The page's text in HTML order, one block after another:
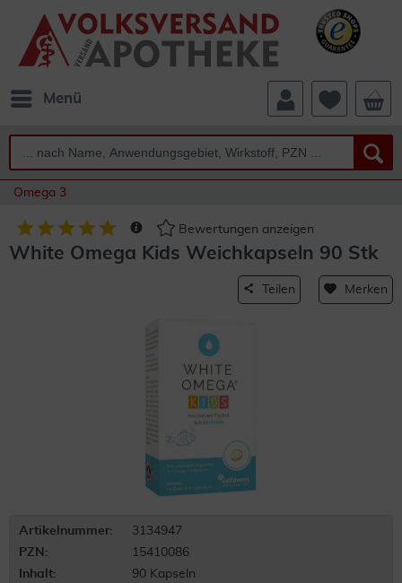
Menü
Omega 3
Bewertungen anzeigen
White Omega Kids Weichkapseln 90 Stk
Teilen Merken
Artikelnummer:
3134947
PZN:
15410086
Inhalt:
90 Kapseln